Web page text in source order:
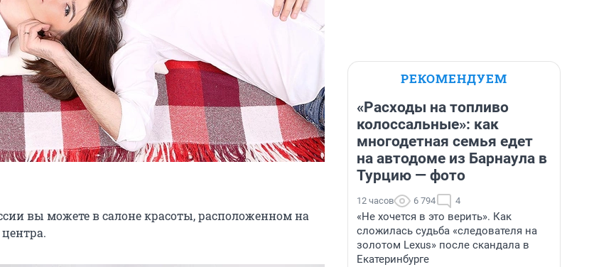
вы можете в салоне красоты, расположенном на
РЕКОМЕНДУЕМ
«Расходы на топливо
колоссальные»: как
многодетная семья едет
на автодоме из Барнаула в
Турцию — фото
12 часов 6 794 4
«Не хочется в это верить». Как
сложилась судьба «следователя на
золотом Lexus» после скандала в
Екатеринбурге